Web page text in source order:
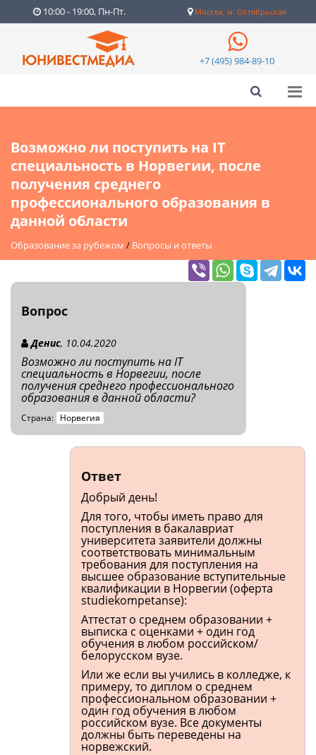
10:00 - 19:00, Пн-Пт. Москва, м. Октябрьская
+7 (495) 984-89-10
Возможно ли поступить на IT
специальность в Норвегии, после
получения среднего
профессионального образования в
данной области
Образование за рубежом / Вопросы и ответы
Вопрос
Денис, 10.04.2020
Возможно ли поступить на IT
специальность в Норвегии, после
получения среднего профессионального
образования в данной области?
Страна: Норвегия
Ответ
Добрый день!
Для того, чтобы иметь право для
поступления в бакалавриат
университета заявители должны
соответствовать минимальным
требования для поступления на
высшее образование вступительные
квалификации в Норвегии (оферта
studiekompetanse):
Аттестат о среднем образовании +
выписка с оценками + один год
обучения в любом российском/
белорусском вузе.
Или же если вы учились в колледже, к
примеру, то диплом о среднем
профессиональном образовании +
один год обучения в любом
российском вузе. Все документы
должны быть переведены на
норвежский.